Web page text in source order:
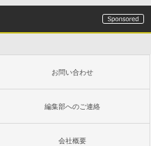
お問い合わせ
編集部へのご連絡
会社概要